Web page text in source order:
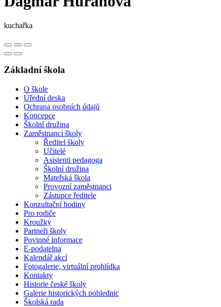
kuchařka
Základní škola
O škole
Úřední deska
Ochrana osobních údajů
Koncepce
Školní družina
Zaměstnanci školy
Ředitel školy
Učitelé
Asistenti pedagoga
Školní družina
Mateřská škola
Provozní zaměstnanci
Zástupce ředitele
Konzultační hodiny
Pro rodiče
Kroužky
Partneři školy
Povinné informace
E-podatelna
Kalendář akcí
Fotogalerie, virtuální prohlídka
Kontakty
Historie české školy
Galerie historických pohlednic
Školská rada